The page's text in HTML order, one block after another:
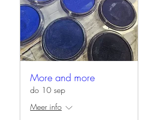
More and more
do 10 sep
Meer info